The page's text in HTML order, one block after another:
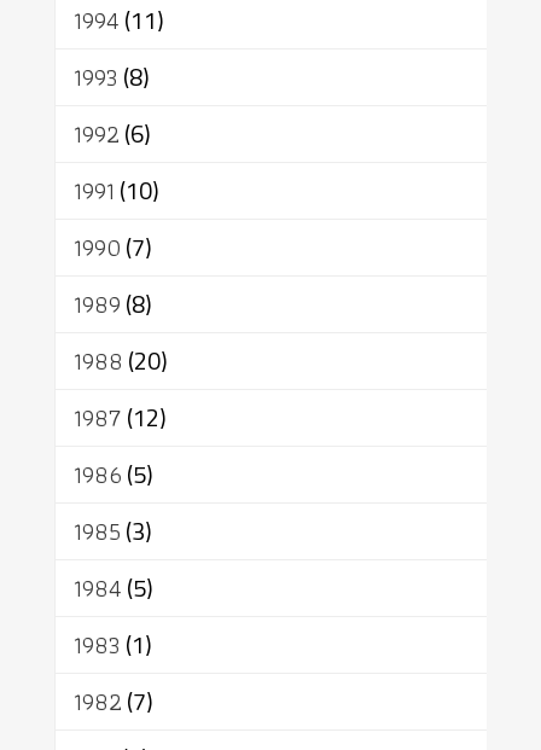
1994(11)
1993 (8)
1992(6)
1991 (10)
1990(7)
1989(8)
1988 (20)
1987(12)
1986(5)
1985(3)
1984(5)
1983 (1)
1982(7)